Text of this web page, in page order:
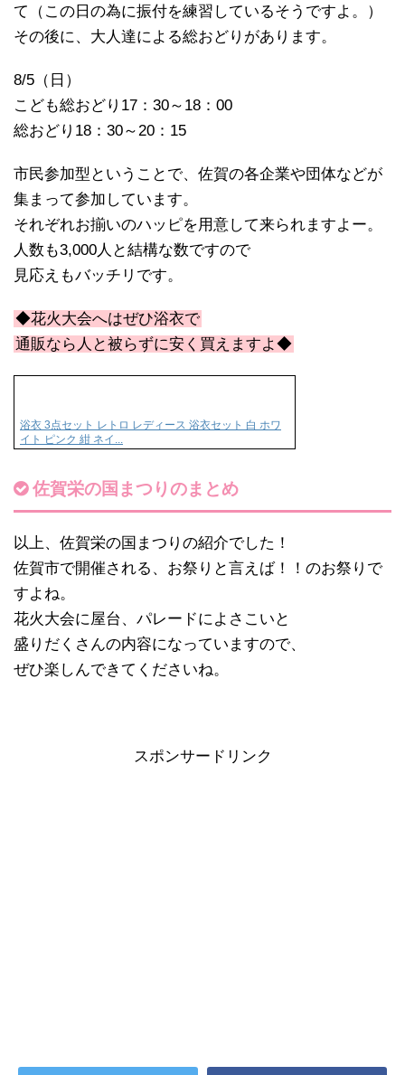
て（この日の為に振付を練習しているそうですよ。）
その後に、大人達による総おどりがあります。
8/5（日）
こども総おどり17：30～18：00
総おどり18：30～20：15
市民参加型ということで、佐賀の各企業や団体などが
集まって参加しています。
それぞれお揃いのハッピを用意して来られますよー。
人数も3,000人と結構な数ですので
見応えもバッチリです。
◆花火大会へはぜひ浴衣で
通販なら人と被らずに安く買えますよ◆
浴衣 3点セット レトロ レディース 浴衣セット 白 ホワ
イト ピンク 紺 ネイ...
佐賀栄の国まつりのまとめ
以上、佐賀栄の国まつりの紹介でした！
佐賀市で開催される、お祭りと言えば！！のお祭りで
すよね。
花火大会に屋台、パレードによさこいと
盛りだくさんの内容になっていますので、
ぜひ楽しんできてくださいね。
スポンサードリンク